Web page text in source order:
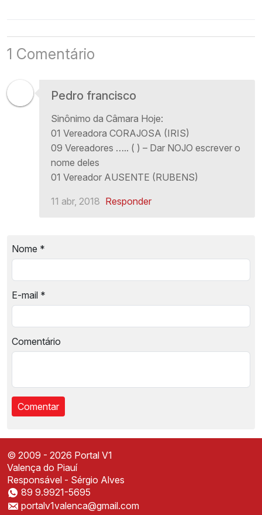
1 Comentário
Pedro francisco
Sinônimo da Câmara Hoje:
01 Vereadora CORAJOSA (IRIS)
09 Vereadores ….. ( ) – Dar NOJO escrever o
nome deles
01 Vereador AUSENTE (RUBENS)
11 abr, 2018 Responder
Nome *
E-mail *
Comentário
Instale o Portal V1
Acesse mais rápido direto da sua tela inicial
© 2009 - 2026 Portal V1
Valença do Piauí
Responsável - Sérgio Alves
89 9.9921-5695
portalv1valenca@gmail.com